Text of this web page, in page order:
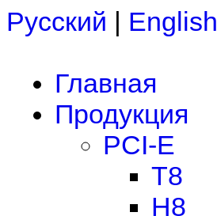
Русский | English
Главная
Продукция
PCI-E
T8
H8